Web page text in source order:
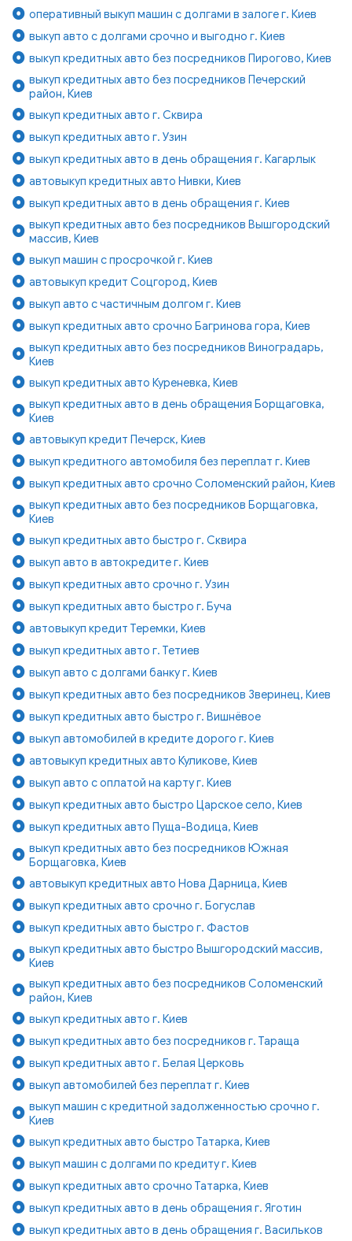
оперативный выкуп машин с долгами в залоге г. Киев
выкуп авто с долгами срочно и выгодно г. Киев
выкуп кредитных авто без посредников Пирогово, Киев
выкуп кредитных авто без посредников Печерский
район, Киев
выкуп кредитных авто г. Сквира
выкуп кредитных авто г. Узин
выкуп кредитных авто в день обращения г. Кагарлык
автовыкуп кредитных авто Нивки, Киев
выкуп кредитных авто в день обращения г. Киев
выкуп кредитных авто без посредников Вышгородский
массив, Киев
выкуп машин с просрочкой г. Киев
автовыкуп кредит Соцгород, Киев
выкуп авто с частичным долгом г. Киев
выкуп кредитных авто срочно Багринова гора, Киев
выкуп кредитных авто без посредников Виноградарь,
Киев
выкуп кредитных авто Куреневка, Киев
выкуп кредитных авто в день обращения Борщаговка,
Киев
автовыкуп кредит Печерск, Киев
выкуп кредитного автомобиля без переплат г. Киев
выкуп кредитных авто срочно Соломенский район, Киев
выкуп кредитных авто без посредников Борщаговка,
Киев
выкуп кредитных авто быстро г. Сквира
выкуп авто в автокредите г. Киев
выкуп кредитных авто срочно г. Узин
выкуп кредитных авто быстро г. Буча
автовыкуп кредит Теремки, Киев
выкуп кредитных авто г. Тетиев
выкуп авто с долгами банку г. Киев
выкуп кредитных авто без посредников Зверинец, Киев
выкуп кредитных авто быстро г. Вишнёвое
выкуп автомобилей в кредите дорого г. Киев
автовыкуп кредитных авто Куликове, Киев
выкуп авто с оплатой на карту г. Киев
выкуп кредитных авто быстро Царское село, Киев
выкуп кредитных авто Пуща-Водица, Киев
выкуп кредитных авто без посредников Южная
Борщаговка, Киев
автовыкуп кредитных авто Нова Дарница, Киев
выкуп кредитных авто срочно г. Богуслав
выкуп кредитных авто быстро г. Фастов
выкуп кредитных авто быстро Вышгородский массив,
Киев
выкуп кредитных авто без посредников Соломенский
район, Киев
выкуп кредитных авто г. Киев
выкуп кредитных авто без посредников г. Тараща
выкуп кредитных авто г. Белая Церковь
выкуп автомобилей без переплат г. Киев
выкуп машин с кредитной задолженностью срочно г.
Киев
выкуп кредитных авто быстро Татарка, Киев
выкуп машин с долгами по кредиту г. Киев
выкуп кредитных авто срочно Татарка, Киев
выкуп кредитных авто в день обращения г. Яготин
выкуп кредитных авто в день обращения г. Васильков